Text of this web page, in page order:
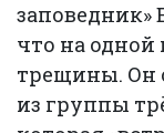
заповедник»
что на одной
трещины. Он
из группы